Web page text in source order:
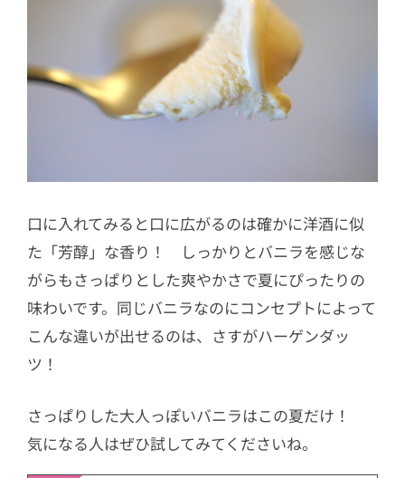
口に入れてみると口に広がるのは確かに洋酒に似
た「芳醇」な香り！ しっかりとバニラを感じな
がらもさっぱりとした爽やかさで夏にぴったりの
味わいです。同じバニラなのにコンセプトによって
こんな違いが出せるのは、さすがハーゲンダッ
ツ！
さっぱりした大人っぽいバニラはこの夏だけ！
気になる人はぜひ試してみてくださいね。